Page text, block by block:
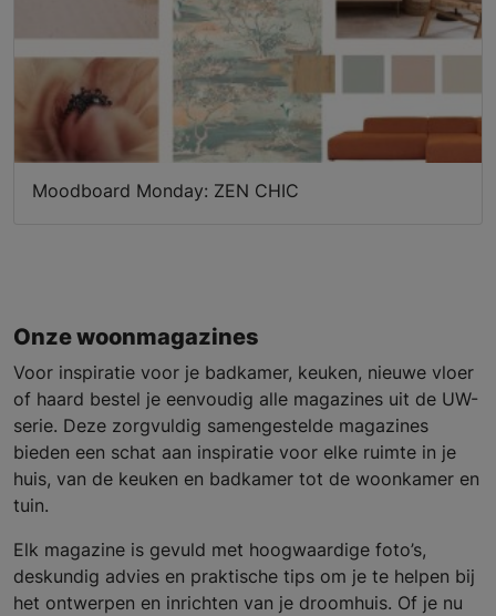
Moodboard Monday: ZEN CHIC
Onze woonmagazines
Voor inspiratie voor je badkamer, keuken, nieuwe vloer
of haard bestel je eenvoudig alle magazines uit de UW-
serie. Deze zorgvuldig samengestelde magazines
bieden een schat aan inspiratie voor elke ruimte in je
huis, van de keuken en badkamer tot de woonkamer en
tuin.
Elk magazine is gevuld met hoogwaardige foto’s,
deskundig advies en praktische tips om je te helpen bij
het ontwerpen en inrichten van je droomhuis. Of je nu